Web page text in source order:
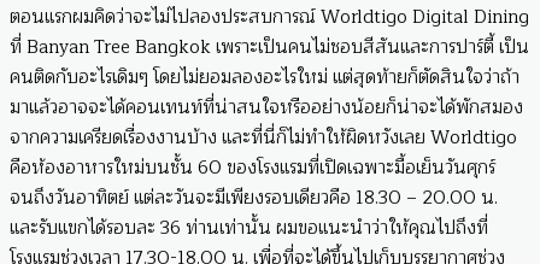
ตอนแรกผมคิดว่าจะไม่ไปลองประสบการณ์ Worldtigo Digital Dining
ที่ Banyan Tree Bangkok เพราะเป็นคนไม่ชอบสีสันและการปาร์ตี้ เป็น
คนติดกับอะไรเดิมๆ โดยไม่ยอมลองอะไรใหม่ แต่สุดท้ายก็ตัดสินใจว่าถ้า
มาแล้วอาจจะได้คอนเทนท์ที่น่าสนใจหรืออย่างน้อยก็น่าจะได้พักสมอง
จากความเครียดเรื่องงานบ้าง และที่นี่ก็ไม่ทำให้ผิดหวังเลย Worldtigo
คือห้องอาหารใหม่บนชั้น 60 ของโรงแรมที่เปิดเฉพาะมื้อเย็นวันศุกร์
จนถึงวันอาทิตย์ แต่ละวันจะมีเพียงรอบเดียวคือ 18.30 – 20.00 น.
และรับแขกได้รอบละ 36 ท่านเท่านั้น ผมขอแนะนำว่าให้คุณไปถึงที่